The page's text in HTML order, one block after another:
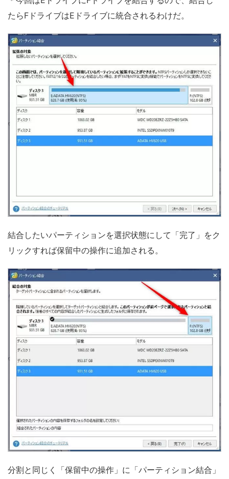
たらFドライブはEドライブに統合されるわけだ。
結合したいパーティションを選択状態にして「完了」をク
リックすれば保留中の操作に追加される。
分割と同じく「保留中の操作」に「パーティション結合」